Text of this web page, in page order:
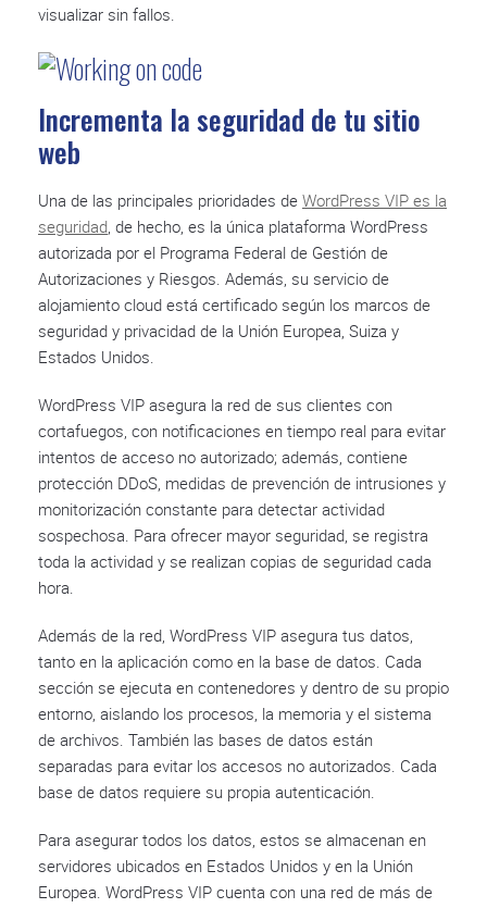
visualizar sin fallos.
Incrementa la seguridad de tu sitio
web
Una de las principales prioridades de WordPress VIP es la
seguridad, de hecho, es la única plataforma WordPress
autorizada por el Programa Federal de Gestión de
Autorizaciones y Riesgos. Además, su servicio de
alojamiento cloud está certificado según los marcos de
seguridad y privacidad de la Unión Europea, Suiza y
Estados Unidos.
WordPress VIP asegura la red de sus clientes con
cortafuegos, con notificaciones en tiempo real para evitar
intentos de acceso no autorizado; además, contiene
protección DDoS, medidas de prevención de intrusiones y
monitorización constante para detectar actividad
sospechosa. Para ofrecer mayor seguridad, se registra
toda la actividad y se realizan copias de seguridad cada
hora.
Además de la red, WordPress VIP asegura tus datos,
tanto en la aplicación como en la base de datos. Cada
sección se ejecuta en contenedores y dentro de su propio
entorno, aislando los procesos, la memoria y el sistema
de archivos. También las bases de datos están
separadas para evitar los accesos no autorizados. Cada
base de datos requiere su propia autenticación.
Para asegurar todos los datos, estos se almacenan en
servidores ubicados en Estados Unidos y en la Unión
Europea. WordPress VIP cuenta con una red de más de